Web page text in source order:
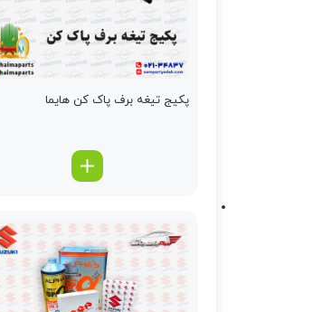
پکیج تیغه برف پاک کن هایما